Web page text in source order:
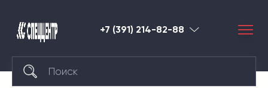
+7 (391) 214-82-88 Красноярск